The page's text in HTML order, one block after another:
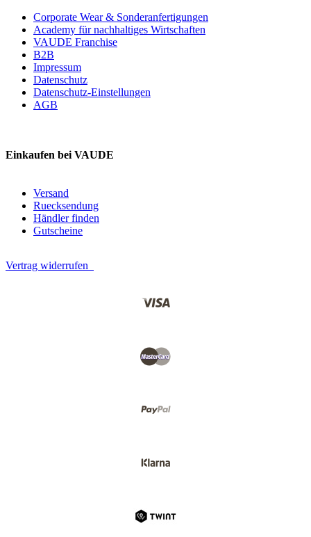
Corporate Wear & Sonderanfertigungen
Academy für nachhaltiges Wirtschaften
VAUDE Franchise
B2B
Impressum
Datenschutz
Datenschutz-Einstellungen
AGB
Einkaufen bei VAUDE
Versand
Ruecksendung
Händler finden
Gutscheine
Vertrag widerrufen